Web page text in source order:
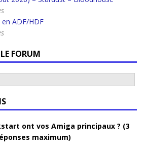
en ADF/HDF
FORUM
ont vos Amiga principaux ? (3
maximum)